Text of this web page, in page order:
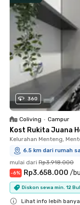
360
Coliving • Campur
Kost Rukita Juana
Kelurahan Menteng,
6.5 km dari rumah
mulai dari Rp3.918.000
-6% Rp3.658.000 /
Diskon sewa min. 12
Lihat info lebih